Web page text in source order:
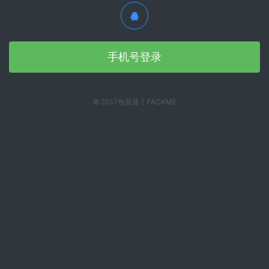
手机号登录
© 2017包装迷丨PACKME